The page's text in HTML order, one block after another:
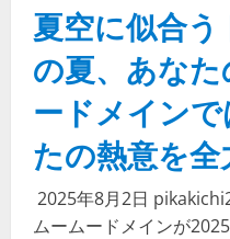
夏空に似合
の夏、あな
ードメイン
たの熱意を
2025年8月2日
ムームードメインが